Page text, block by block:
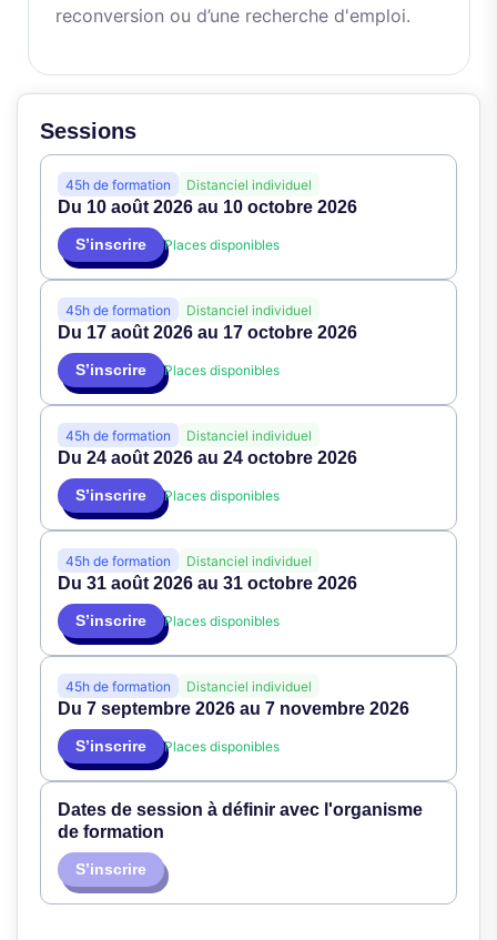
reconversion ou d’une recherche d'emploi.
Sessions
45h de formation Distanciel individuel
Du 10 août 2026 au 10 octobre 2026
S’inscrire Places disponibles
45h de formation Distanciel individuel
Du 17 août 2026 au 17 octobre 2026
S’inscrire Places disponibles
45h de formation Distanciel individuel
Du 24 août 2026 au 24 octobre 2026
S’inscrire Places disponibles
45h de formation Distanciel individuel
Du 31 août 2026 au 31 octobre 2026
S’inscrire Places disponibles
45h de formation Distanciel individuel
Du 7 septembre 2026 au 7 novembre 2026
S’inscrire Places disponibles
Dates de session à définir avec l'organisme
de formation
S’inscrire